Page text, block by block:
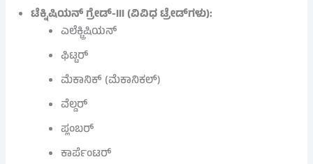
ಟೆಕ್ನಿಷಿಯನ್ ಗ್ರೇಡ್-III (ವಿವಿಧ ಟ್ರೇಡ್‌ಗಳು):
ಎಲೆಕ್ಟ್ರಿಷಿಯನ್
ಫಿಟ್ಟರ್
ಮೆಕಾನಿಕ್ (ಮೆಕಾನಿಕಲ್)
ವೆಲ್ಡರ್
ಪ್ಲಂಬರ್
ಕಾರ್ಪೆಂಟರ್